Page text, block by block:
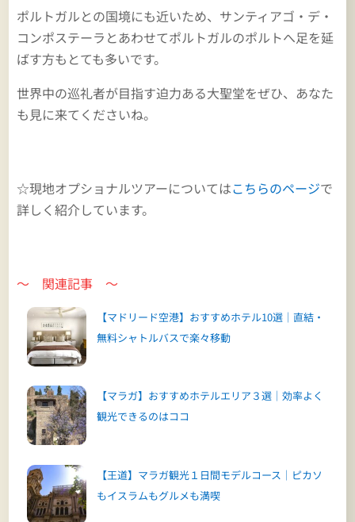
ポルトガルとの国境にも近いため、サンティアゴ・デ・
コンポステーラとあわせてポルトガルのポルトへ足を延
ばす方もとても多いです。
世界中の巡礼者が目指す迫力ある大聖堂をぜひ、あなた
も見に来てくださいね。
☆現地オプショナルツアーについてはこちらのページで
詳しく紹介しています。
～ 関連記事 ～
【マドリード空港】おすすめホテル10選｜直結・
無料シャトルバスで楽々移動
【マラガ】おすすめホテルエリア３選｜効率よく
観光できるのはココ
【王道】マラガ観光１日間モデルコース｜ピカソ
もイスラムもグルメも満喫